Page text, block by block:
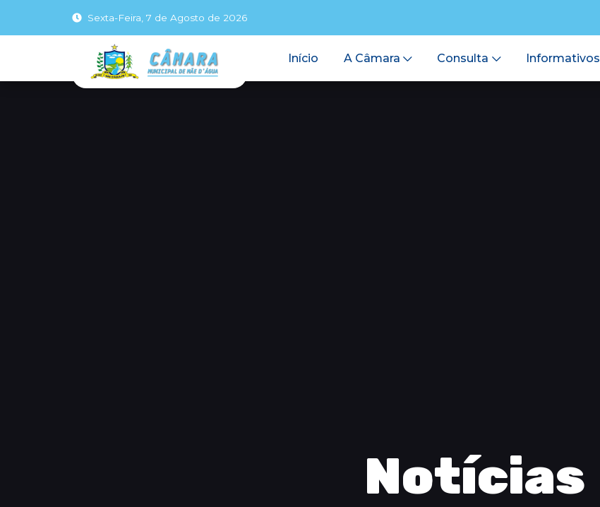
Sexta-Feira, 7 de Agosto de 2026
Início A Câmara Consulta Informativos
Notícias